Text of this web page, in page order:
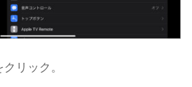
リック。